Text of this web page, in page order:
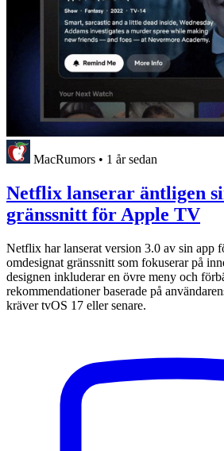
MacRumors • 1 år sedan
Netflix lanserar äntligen
gränssnitt för Apple TV
Netflix har lanserat version 3.0 av sin app
omdesignat gränssnitt som fokuserar på
designen inkluderar en övre meny och
rekommendationer baserade på
kräver tvOS 17 eller senare.